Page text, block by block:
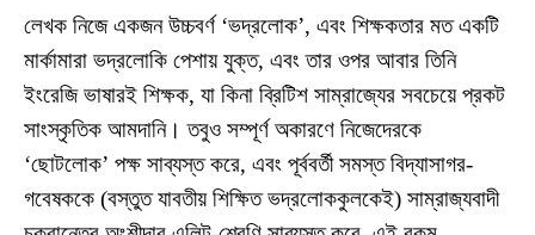
লেখক নিজে একজন উচ্চবর্ণ ‘ভদ্রলোক’, এবং শিক্ষকতার মত একটি
মার্কামারা ভদ্রলোকি পেশায় যুক্ত, এবং তার ওপর আবার তিনি
ইংরেজি ভাষারই শিক্ষক, যা কিনা ব্রিটিশ সাম্রাজ্যের সবচেয়ে প্রকট
সাংস্কৃতিক আমদানি। তবুও সম্পূর্ণ অকারণে নিজেদেরকে
‘ছোটলোক’ পক্ষ সাব্যস্ত করে, এবং পূর্ববর্তী সমস্ত বিদ্যাসাগর-
গবেষককে (বস্তুত যাবতীয় শিক্ষিত ভদ্রলোককুলকেই) সাম্রাজ্যবাদী